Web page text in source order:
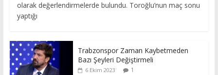
olarak değerlendirmelerde bulundu. Toroğlu’nun maç sonu
yaptığı
Trabzonspor Zaman Kaybetmeden
Bazı Şeyleri Değiştirmeli
6 Ekim 2023 1